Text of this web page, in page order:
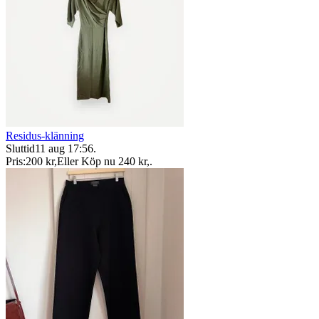
Residus-klänning
Sluttid11 aug 17:56.
Pris:200 kr,Eller Köp nu 240 kr,.